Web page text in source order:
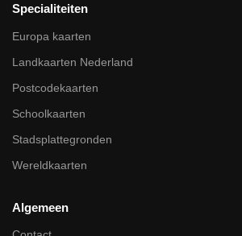
Specialiteiten
Europa kaarten
Landkaarten Nederland
Postcodekaarten
Schoolkaarten
Stadsplattegronden
Wereldkaarten
Algemeen